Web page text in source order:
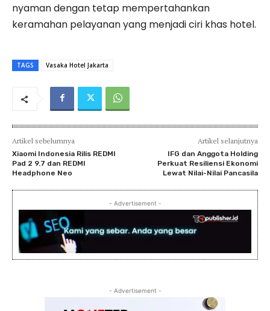
nyaman dengan tetap mempertahankan
keramahan pelayanan yang menjadi ciri khas hotel.
TAGS Vasaka Hotel Jakarta
Artikel sebelumnya
Xiaomi Indonesia Rilis REDMI
Pad 2 9.7 dan REDMI
Headphone Neo
Artikel selanjutnya
IFG dan Anggota Holding
Perkuat Resiliensi Ekonomi
Lewat Nilai-Nilai Pancasila
- Advertisement -
- Advertisement -